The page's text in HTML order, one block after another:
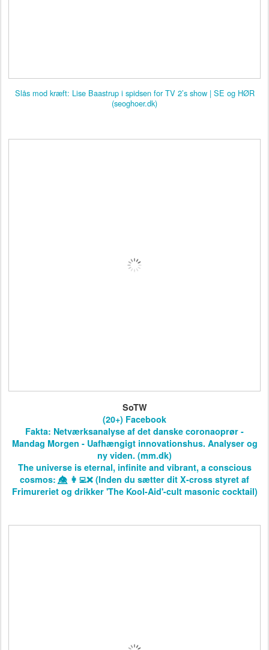
Slås mod kræft: Lise Baastrup i spidsen for TV 2’s show | SE og HØR
(seoghoer.dk)
SoTW
(20+) Facebook
Fakta: Netværksanalyse af det danske coronaoprør -
Mandag Morgen - Uafhængigt innovationshus. Analyser og
ny viden. (mm.dk)
The universe is eternal, infinite and vibrant, a conscious
cosmos: 👁️⃤ 👩‍💻❌ (Inden du sætter dit X-cross styret af
Frimureriet og drikker 'The Kool-Aid'-cult masonic cocktail)